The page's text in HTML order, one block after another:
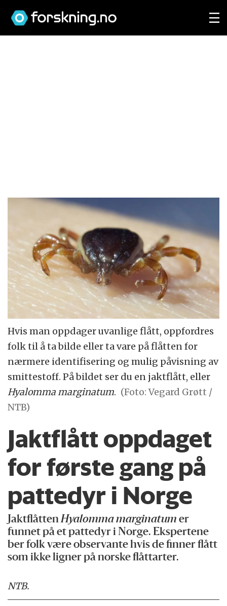
Hvis man oppdager uvanlige flått, oppfordres
folk til å ta bilde eller ta vare på flåtten for
nærmere identifisering og mulig påvisning av
smittestoff. På bildet ser du en jaktflått, eller
Hyalomma marginatum. (Foto: Vegard Grøtt /
NTB)
Jaktflått oppdaget
for første gang på
pattedyr i Norge
JaktflåttenHyalomma marginatum er
funnet på et pattedyr i Norge. Ekspertene
ber folk være observante hvis de finner flått
som ikke ligner på norske flåttarter.
NTB.